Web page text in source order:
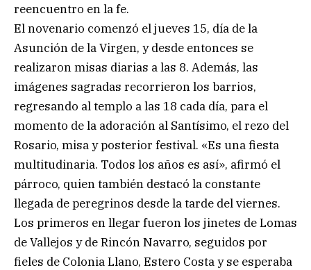
reencuentro en la fe.
El novenario comenzó el jueves 15, día de la
Asunción de la Virgen, y desde entonces se
realizaron misas diarias a las 8. Además, las
imágenes sagradas recorrieron los barrios,
regresando al templo a las 18 cada día, para el
momento de la adoración al Santísimo, el rezo del
Rosario, misa y posterior festival. «Es una fiesta
multitudinaria. Todos los años es así», afirmó el
párroco, quien también destacó la constante
llegada de peregrinos desde la tarde del viernes.
Los primeros en llegar fueron los jinetes de Lomas
de Vallejos y de Rincón Navarro, seguidos por
fieles de Colonia Llano, Estero Costa y se esperaba